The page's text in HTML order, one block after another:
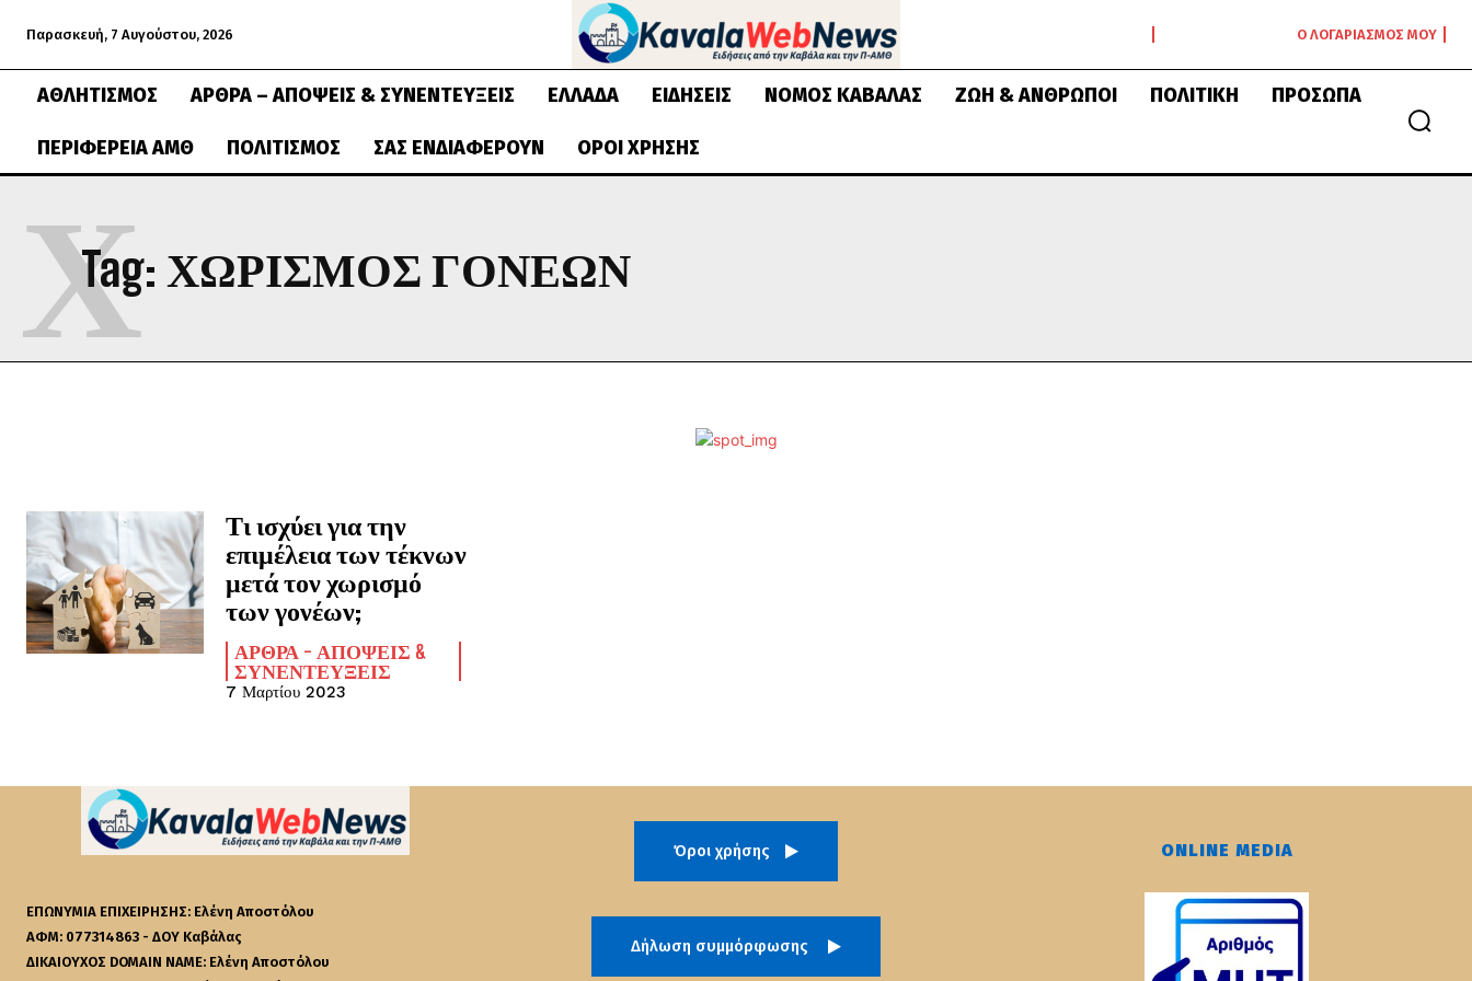
Παρασκευή, 7 Αυγούστου, 2026 Ο ΛΟΓΑΡΙΑΣΜΌΣ ΜΟΥ
ΑΘΛΗΤΙΣΜΌΣ ΆΡΘΡΑ – ΑΠΌΨΕΙΣ & ΣΥΝΕΝΤΕΎΞΕΙΣ ΕΛΛΆΔΑ ΕΙΔΉΣΕΙΣ ΝΟΜΌΣ ΚΑΒΆΛΑΣ ΖΩΉ & ΆΝΘΡΩΠΟΙ ΠΟΛΙΤΙΚΉ ΠΡΌΣΩΠΑ
ΠΕΡΙΦΈΡΕΙΑ ΑΜΘ ΠΟΛΙΤΙΣΜΌΣ ΣΑΣ ΕΝΔΙΑΦΈΡΟΥΝ ΌΡΟΙ ΧΡΉΣΗΣ
Tag: ΧΩΡΙΣΜΌΣ ΓΟΝΈΩΝ
Χ
Τι ισχύει για την
επιμέλεια των τέκνων
μετά τον χωρισμό
των γονέων;
ΆΡΘΡΑ - ΑΠΌΨΕΙΣ &
ΣΥΝΕΝΤΕΎΞΕΙΣ
7 Μαρτίου 2023
ΕΠΩΝΥΜΙΑ ΕΠΙΧΕΙΡΗΣΗΣ: Ελένη Αποστόλου
ΑΦΜ: 077314863 - ΔΟΥ Καβάλας
ΔΙΚΑΙΟΥΧΟΣ DOMAIN NAME: Ελένη Αποστόλου
Όροι χρήσης
Δήλωση συμμόρφωσης
ONLINE MEDIA